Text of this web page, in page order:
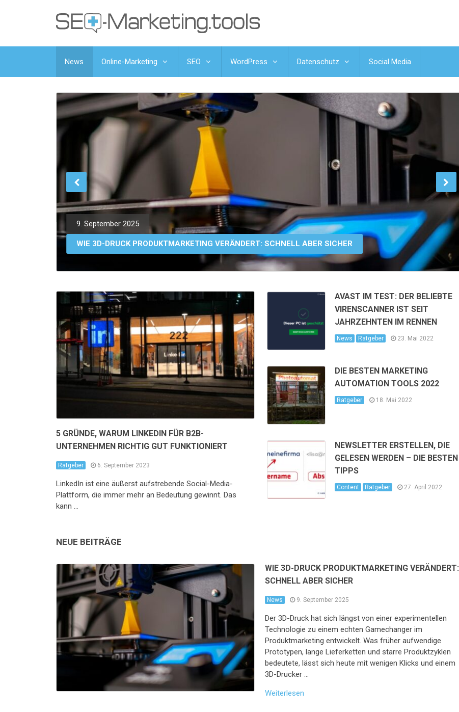
News Online-Marketing SEO WordPress Datenschutz Social Media
9. September 2025
WIE 3D-DRUCK PRODUKTMARKETING VERÄNDERT: SCHNELL ABER SICHER
5 GRÜNDE, WARUM LINKEDIN FÜR B2B-
UNTERNEHMEN RICHTIG GUT FUNKTIONIERT
Ratgeber 6. September 2023
LinkedIn ist eine äußerst aufstrebende Social-Media-
Plattform, die immer mehr an Bedeutung gewinnt. Das
kann …
AVAST IM TEST: DER BELIEBTE
VIRENSCANNER IST SEIT
JAHRZEHNTEN IM RENNEN
News Ratgeber 23. Mai 2022
DIE BESTEN MARKETING
AUTOMATION TOOLS 2022
Ratgeber 18. Mai 2022
NEWSLETTER ERSTELLEN, DIE
GELESEN WERDEN – DIE BESTEN
TIPPS
Content Ratgeber 27. April 2022
NEUE BEITRÄGE
WIE 3D-DRUCK PRODUKTMARKETING VERÄNDERT:
SCHNELL ABER SICHER
News 9. September 2025
Der 3D-Druck hat sich längst von einer experimentellen
Technologie zu einem echten Gamechanger im
Produktmarketing entwickelt. Was früher aufwendige
Prototypen, lange Lieferketten und starre Produktzyklen
bedeutete, lässt sich heute mit wenigen Klicks und einem
3D-Drucker …
Weiterlesen